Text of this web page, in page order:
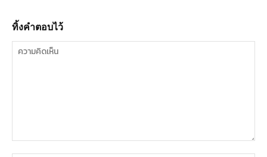
ทิ้งคำตอบไว้